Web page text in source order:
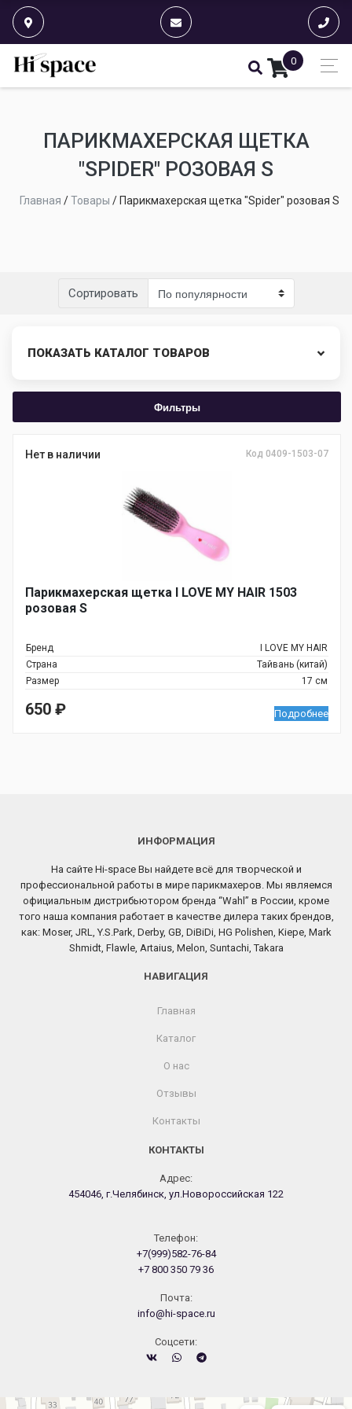
0
ПАРИКМАХЕРСКАЯ ЩЕТКА
"SPIDER" РОЗОВАЯ S
Главная /Товары / Парикмахерская щетка "Spider" розовая S
Сортировать
ПОКАЗАТЬ КАТАЛОГ ТОВАРОВ
Нет в наличии Код 0409-1503-07
Парикмахерская щетка I LOVE MY HAIR 1503
розовая S
Бренд
I LOVE MY HAIR
Страна
Тайвань (китай)
Размер
17 см
650 ₽ Подробнее
Фильтры
ИНФОРМАЦИЯ
На сайте Hi-space Вы найдете всё для творческой и
профессиональной работы в мире парикмахеров. Мы являемся
официальным дистрибьютором бренда “Wahl” в России, кроме
того наша компания работает в качестве дилера таких брендов,
как: Moser, JRL, Y.S.Park, Derby, GB, DiBiDi, HG Polishen, Kiepe, Mark
Shmidt, Flawle, Artaius, Melon, Suntachi, Takara
НАВИГАЦИЯ
Главная
Каталог
О нас
Отзывы
Контакты
КОНТАКТЫ
Адрес:
454046, г.Челябинск, ул.Новороссийская 122
Телефон:
+7(999)582-76-84
+7 800 350 79 36
Почта:
info@hi-space.ru
Cоцсети:
Челябинск